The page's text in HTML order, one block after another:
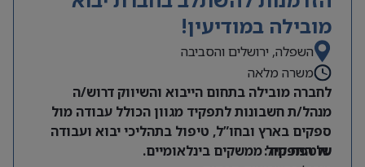
מובילה במודיעין!
השפלה, ירושלים והסביבה
משרה מלאה
לחברה מובילה בתחום הייבוא והשיווק דרוש/ה
מנהל/ת חשבונות לתפקיד מגוון הכולל עבודה מול
ספקים בארץ ובחו”ל, טיפול בתהליכי יבוא ועבודה
שוטפת מול ממשקים בינלאומיים.
על התפקיד: